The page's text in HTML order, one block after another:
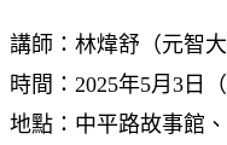
講師：林煒舒（元智
時間：2025年5月3日
地點：中平路故事館